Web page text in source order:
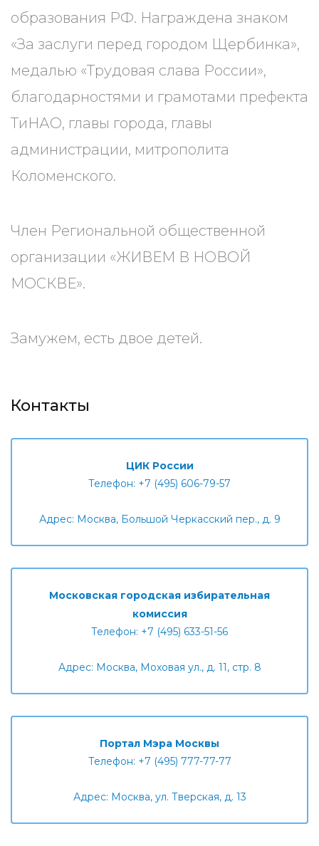
образования РФ. Награждена знаком
«За заслуги перед городом Щербинка»,
медалью «Трудовая слава России»,
благодарностями и грамотами префекта
ТиНАО, главы города, главы
администрации, митрополита
Коломенского.
Член Региональной общественной
организации «ЖИВЕМ В НОВОЙ
МОСКВЕ».
Замужем, есть двое детей.
Контакты
ЦИК России
Телефон: +7 (495) 606-79-57
Адрес: Москва, Большой Черкасский пер., д. 9
Московская городская избирательная
комиссия
Телефон: +7 (495) 633-51-56
Адрес: Москва, Моховая ул., д. 11, стр. 8
Портал Мэра Москвы
Телефон: +7 (495) 777-77-77
Адрес: Москва, ул. Тверская, д. 13